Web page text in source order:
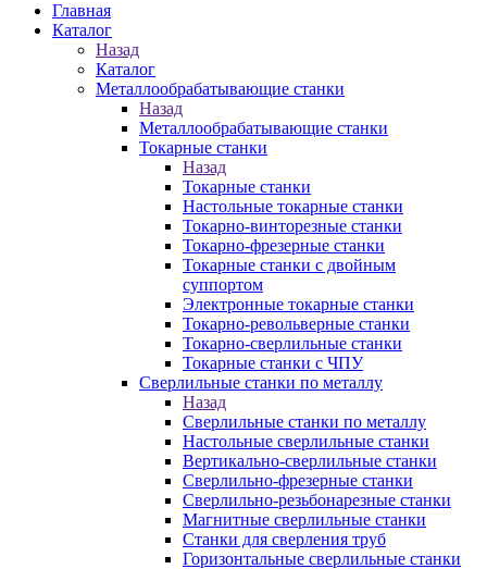
Главная
Каталог
Назад
Каталог
Металлообрабатывающие станки
Назад
Металлообрабатывающие станки
Токарные станки
Назад
Токарные станки
Настольные токарные станки
Токарно-винторезные станки
Токарно-фрезерные станки
Токарные станки с двойным
суппортом
Электронные токарные станки
Токарно-револьверные станки
Токарно-сверлильные станки
Токарные станки с ЧПУ
Сверлильные станки по металлу
Назад
Сверлильные станки по металлу
Настольные сверлильные станки
Вертикально-сверлильные станки
Сверлильно-фрезерные станки
Сверлильно-резьбонарезные станки
Магнитные сверлильные станки
Станки для сверления труб
Горизонтальные сверлильные станки